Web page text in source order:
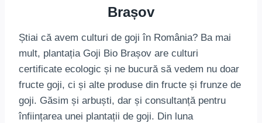
Brașov
Știai că avem culturi de goji în România? Ba mai
mult, plantația Goji Bio Brașov are culturi
certificate ecologic și ne bucură să vedem nu doar
fructe goji, ci și alte produse din fructe și frunze de
goji. Găsim și arbuști, dar și consultanță pentru
înființarea unei plantații de goji. Din luna